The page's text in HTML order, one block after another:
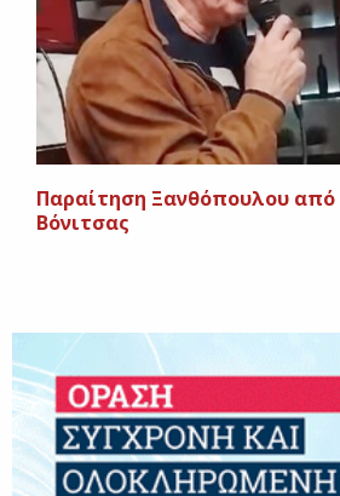
Παραίτηση Ξανθόπουλου από
Βόνιτσας